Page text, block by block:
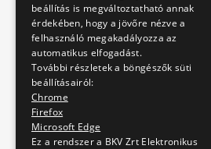
Gázrugós
Légszennyező
beállítás is megváltoztatható annak
érdekében, hogy a jövőre nézve a
felhasználó megakadályozza az
automatikus elfogadást.
További részletek a böngészők süti
beállításairól:
Chrome
Firefox
Microsoft Edge
Ez a rendszer a BKV Zrt Elektronikus